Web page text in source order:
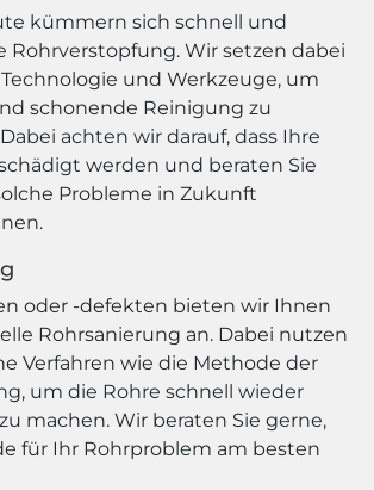
kümmern sich schnell und
Rohrverstopfung. Wir setzen dabei
und Werkzeuge, um
schonende Reinigung zu
achten wir darauf, dass Ihre
werden und beraten Sie
Probleme in Zukunft
oder -defekten bieten wir Ihnen
Rohrsanierung an. Dabei nutzen
Verfahren wie die Methode der
um die Rohre schnell wieder
machen. Wir beraten Sie gerne,
für Ihr Rohrproblem am besten